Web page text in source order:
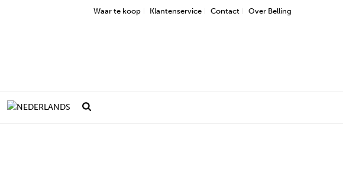
Waar te koop Klantenservice Contact Over Belling